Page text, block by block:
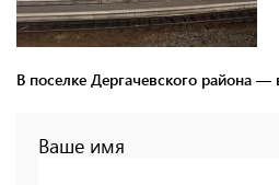
В поселке Дергачевского района
Ваше имя